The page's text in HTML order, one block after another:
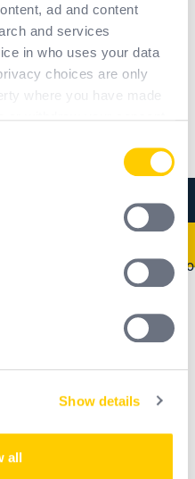
ad and content
and services
in who uses your data
choices are only
where you have made
scanning it for
personal data is processed
content and ads, to
analytics partners who
Show details
all
Petróleo e gás
Indústria mineira